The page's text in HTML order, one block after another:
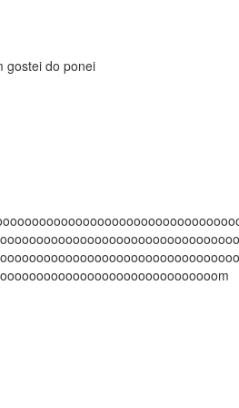
eu amei este jogo e muito legal saber do passado e tbm gostei do ponei